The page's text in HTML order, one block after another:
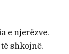
e njerëzve.
shkojnë.